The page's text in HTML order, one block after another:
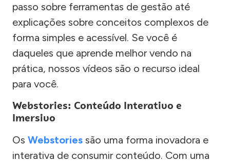
passo sobre ferramentas de gestão até
explicações sobre conceitos complexos de
forma simples e acessível. Se você é
daqueles que aprende melhor vendo na
prática, nossos vídeos são o recurso ideal
para você.
Webstories: Conteúdo Interativo e
Imersivo
Os Webstories são uma forma inovadora e
interativa de consumir conteúdo. Com uma